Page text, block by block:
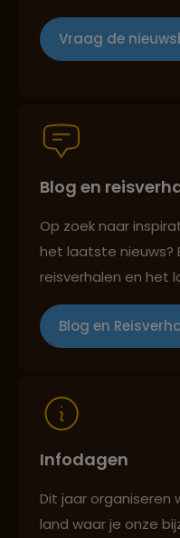
Groepsreizen
Best
Reizen met oog
Vraag de
Blog en
Op zoek naar
het laatste nieuws?
reisverhalen en het
Blog en
Infodagen
Dit jaar organiseren
land waar je onze